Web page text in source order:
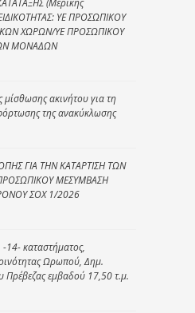
ΥΕ ΠΡΟΣΩΠΙΚΟΥ
ΧΩΡΩΝ/ΥΕ ΠΡΟΣΩΠΙΚΟΥ
ΜΟΝΑΔΩΝ
ακινήτου για τη
της ανακύκλωσης
ΓΙΑ ΤΗΝ ΚΑΤΑΡΤΙΣΗ ΤΩΝ
ΜΕΣΥΜΒΑΣΗ
ΣΟΧ 1/2026
-14- καταστήματος,
Ωρωπού, Δημ.
Πρέβεζας εμβαδού 17,50 τ.μ.